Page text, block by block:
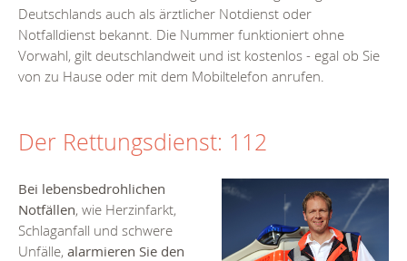
Deutschlands auch als ärztlicher Notdienst oder
Notfalldienst bekannt. Die Nummer funktioniert ohne
Vorwahl, gilt deutschlandweit und ist kostenlos - egal ob Sie
von zu Hause oder mit dem Mobiltelefon anrufen.
Der Rettungsdienst: 112
Bei lebensbedrohlichen
Notfällen, wie Herzinfarkt,
Schlaganfall und schwere
Unfälle, alarmieren Sie den